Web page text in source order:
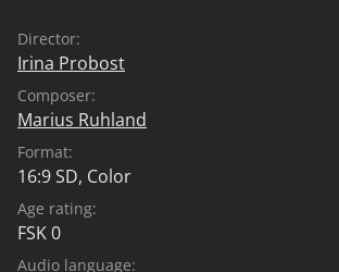
Director:
Irina Probost
Composer:
Marius Ruhland
Format:
16:9 SD, Color
Age rating:
FSK 0
Audio language: